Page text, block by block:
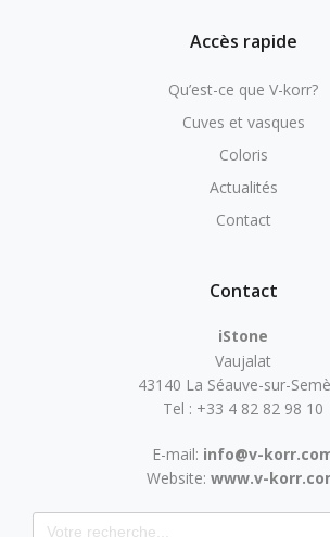
Accès rapide
Qu’est-ce que V-korr?
Cuves et vasques
Coloris
Actualités
Contact
Contact
iStone
Vaujalat
43140 La Séauve-sur-
Tel : +33 4 82 82 98 10
E-mail: info@v-
Website: www.v-